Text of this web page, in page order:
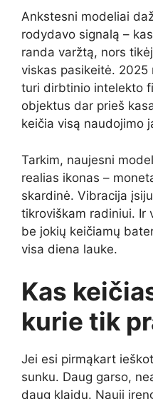
Ankstesni modeliai
rodydavo signalą –
randa varžtą, nors
viskas pasikeitė.
turi dirbtinio intelekto
objektus dar prieš
keičia visą naudojimo
Tarkim, naujesni
realias ikonas –
skardinė. Vibracija
tikroviškam radiniui. Ir
be jokių keičiamų
visa diena lauke.
Kas
kurie tik
Jei esi pirmąkart
sunku. Daug garso,
daug klaidų. Nauji